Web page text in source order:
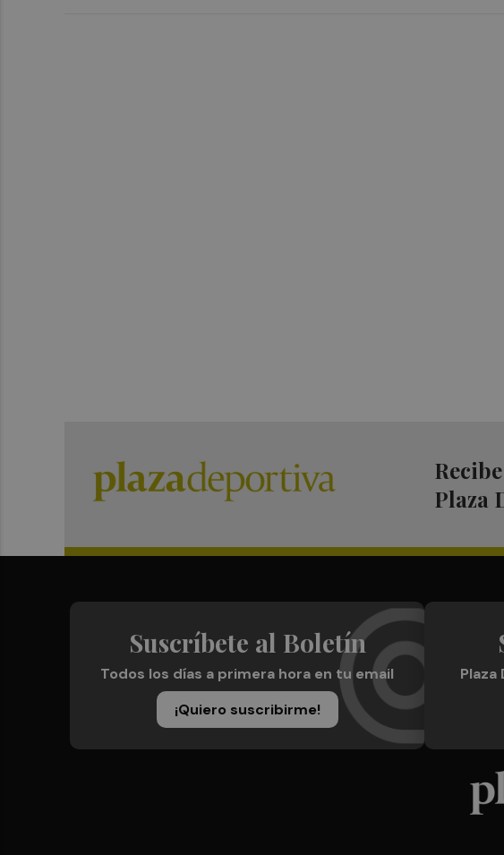
Plaza
Suscríbete al Boletín
Todos los días a primera hora en tu email
¡Quiero suscribirme!